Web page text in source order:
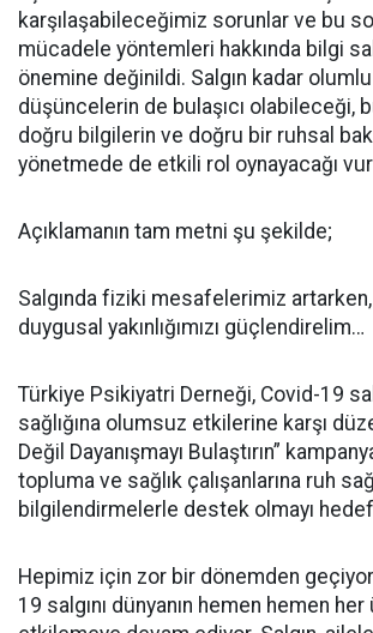
karşılaşabileceğimiz sorunlar ve bu
mücadele yöntemleri hakkında bilgi
önemine değinildi. Salgın kadar
düşüncelerin de bulaşıcı olabileceği,
doğru bilgilerin ve doğru bir ruhsal
yönetmede de etkili rol oynayacağı
Açıklamanın tam metni şu şekilde;
Salgında fiziki mesafelerimiz
duygusal yakınlığımızı güçlendirelim…
Türkiye Psikiyatri Derneği, Covid-19
sağlığına olumsuz etkilerine karşı
Değil Dayanışmayı Bulaştırın”
topluma ve sağlık çalışanlarına ruh
bilgilendirmelerle destek olmayı
Hepimiz için zor bir dönemden
19 salgını dünyanın hemen hemen